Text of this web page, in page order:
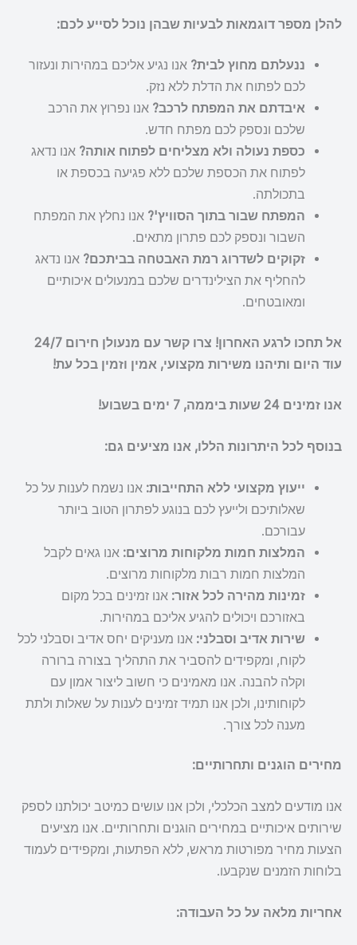
להלן מספר דוגמאות לבעיות שבהן נוכל לסייע לכם:
ננעלתם מחוץ לבית? אנו נגיע אליכם במהירות ונעזור
לכם לפתוח את הדלת ללא נזק.
איבדתם את המפתח לרכב? אנו נפרוץ את הרכב
שלכם ונספק לכם מפתח חדש.
כספת נעולה ולא מצליחים לפתוח אותה? אנו נדאג
לפתוח את הכספת שלכם ללא פגיעה בכספת או
בתכולתה.
המפתח שבור בתוך הסוויץ'? אנו נחלץ את המפתח
השבור ונספק לכם פתרון מתאים.
זקוקים לשדרוג רמת האבטחה בביתכם? אנו נדאג
להחליף את הצילינדרים שלכם במנעולים איכותיים
ומאובטחים.
אל תחכו לרגע האחרון! צרו קשר עם מנעולן חירום 24/7
עוד היום ותיהנו משירות מקצועי, אמין וזמין בכל עת!
אנו זמינים 24 שעות ביממה, 7 ימים בשבוע!
בנוסף לכל היתרונות הללו, אנו מציעים גם:
ייעוץ מקצועי ללא התחייבות: אנו נשמח לענות על כל
שאלותיכם ולייעץ לכם בנוגע לפתרון הטוב ביותר
עבורכם.
המלצות חמות מלקוחות מרוצים: אנו גאים לקבל
המלצות חמות רבות מלקוחות מרוצים.
זמינות מהירה לכל אזור: אנו זמינים בכל מקום
באזורכם ויכולים להגיע אליכם במהירות.
שירות אדיב וסבלני: אנו מעניקים יחס אדיב וסבלני לכל
לקוח, ומקפידים להסביר את התהליך בצורה ברורה
וקלה להבנה. אנו מאמינים כי חשוב ליצור אמון עם
לקוחותינו, ולכן אנו תמיד זמינים לענות על שאלות ולתת
מענה לכל צורך.
מחירים הוגנים ותחרותיים:
אנו מודעים למצב הכלכלי, ולכן אנו עושים כמיטב יכולתנו לספק
שירותים איכותיים במחירים הוגנים ותחרותיים. אנו מציעים
הצעות מחיר מפורטות מראש, ללא הפתעות, ומקפידים לעמוד
בלוחות הזמנים שנקבעו.
אחריות מלאה על כל העבודה: